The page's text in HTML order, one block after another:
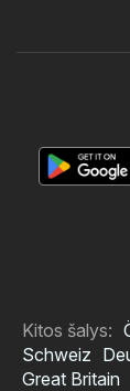
Kitos šalys:
Schweiz
Great Britain